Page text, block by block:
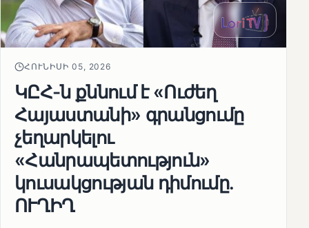
ՀՈՒՆԻՍԻ 05, 2026
ԿԸՀ-ն քննում է «Ուժեղ
Հայաստանի» գրանցումը
չեղարկելու
«Հանրապետություն»
կուսակցության դիմումը.
ՈՒՂԻՂ